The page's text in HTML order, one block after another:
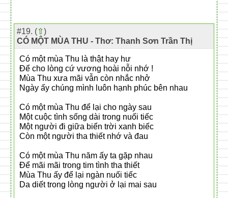
#19. (⇧)
CÓ MỘT MÙA THU - Thơ: Thanh Sơn Trần Thị
Có một mùa Thu là thật hay hư
Để cho lòng cứ vương hoài nỗi nhớ !
Mùa Thu xưa mãi vẫn còn nhắc nhở
Ngày ấy chúng mình luôn hạnh phúc bên nhau
Có một mùa Thu để lại cho ngày sau
Một cuộc tình sống dài trong nuối tiếc
Một người đi giữa biển trời xanh biếc
Còn một người tha thiết nhớ và đau
Có một mùa Thu năm ấy ta gặp nhau
Để mãi mãi trong tim tình tha thiết
Mùa Thu ấy để lại ngàn nuối tiếc
Da diết trong lòng người ở lại mai sau